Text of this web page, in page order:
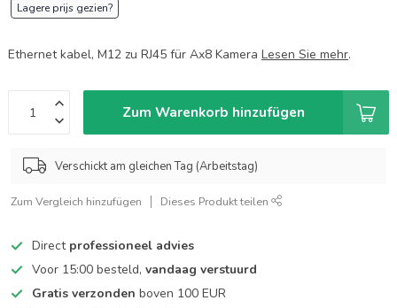
Lagere prijs gezien?
Ethernet kabel, M12 zu RJ45 für Ax8 Kamera Lesen Sie mehr.
Zum Warenkorb hinzufügen
Verschickt am gleichen Tag (Arbeitstag)
Zum Vergleich hinzufügen Dieses Produkt teilen
Direct professioneel advies
Voor 15:00 besteld, vandaag verstuurd
Gratis verzonden boven 100 EUR